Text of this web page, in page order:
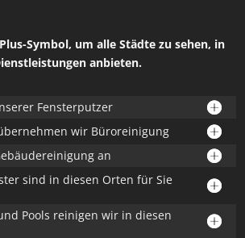
Symbol, um alle Städte zu sehen, in
anbieten.
Fensterputzer
wir Büroreinigung
an
sind in diesen Orten für Sie
Pools reinigen wir in diesen